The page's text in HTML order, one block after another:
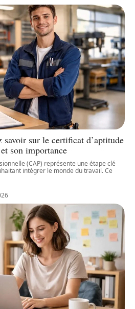
savoir sur le certificat d’aptitude
son importance
(CAP) représente une étape clé
intégrer le monde du travail. Ce